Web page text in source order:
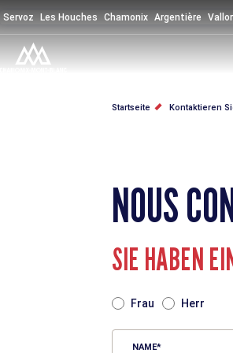
zum
Inhalt
Servoz Les Houches Chamonix Argentière
Startseite Kontaktieren
NOUS
SIE HABEN
Frau Herr
NAME